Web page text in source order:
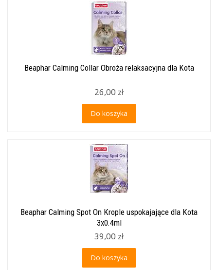
Beaphar Calming Collar Obroża relaksacyjna dla Kota
26,00 zł
Do koszyka
Beaphar Calming Spot On Krople uspokajające dla Kota
3x0.4ml
39,00 zł
Do koszyka